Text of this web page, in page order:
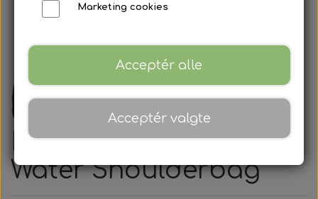
Derby of Sweden,
Water Shoulderbag
Marketing cookies
Acceptér alle
Acceptér valgte